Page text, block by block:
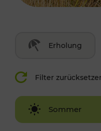
Erholung
Filter
Sommer
Winter